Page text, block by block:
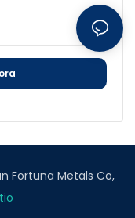
Fortuna Metals Co,